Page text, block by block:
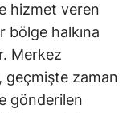
hizmet veren
bölge halkına
Merkez
geçmişte zaman
gönderilen